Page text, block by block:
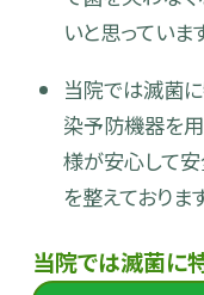
いと思っていま
当院では滅菌
染予防機器を
様が安心して
を整えておりま
当院では滅菌に